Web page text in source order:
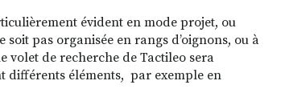
évident en mode projet, ou
pas organisée en rangs d’oignons, ou à
volet de recherche de Tactileo sera
différents éléments, par exemple en